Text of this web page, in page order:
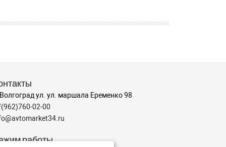
ул. ул. маршала Еременко 98
02-00
работы